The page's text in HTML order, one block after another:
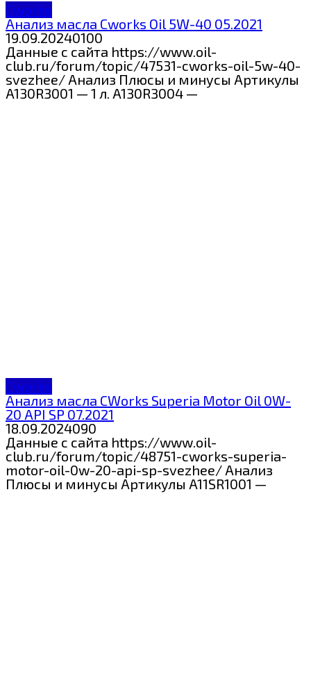
Cworks
Анализ масла Cworks Oil 5W-40 05.2021
19.09.20240100
Данные с сайта https://www.oil-
club.ru/forum/topic/47531-cworks-oil-5w-40-
svezhee/ Анализ Плюсы и минусы Артикулы
A130R3001 — 1 л. A130R3004 —
Cworks
Анализ масла CWorks Superia Motor Oil 0W-
20 API SP 07.2021
18.09.2024090
Данные с сайта https://www.oil-
club.ru/forum/topic/48751-cworks-superia-
motor-oil-0w-20-api-sp-svezhee/ Анализ
Плюсы и минусы Артикулы A11SR1001 —